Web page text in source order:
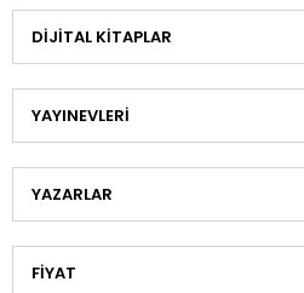
DIJITAL KITAPLAR
YAYINEVLERI
YAZARLAR
FIYAT